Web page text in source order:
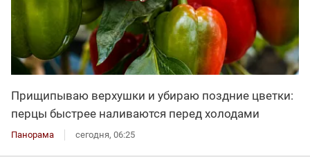
Прищипываю верхушки и убираю поздние цветки:
перцы быстрее наливаются перед холодами
Панорама сегодня, 06:25